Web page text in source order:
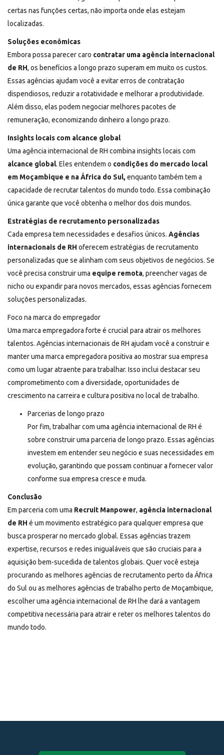
certas nas funções certas, não importa onde elas estejam
localizadas.
Soluções econômicas
Embora possa parecer caro contratar uma agência internacional
de RH, os benefícios a longo prazo superam em muito os custos.
Essas agências ajudam você a evitar erros de contratação
dispendiosos, reduzir a rotatividade e melhorar a produtividade.
Além disso, elas podem negociar melhores pacotes de
remuneração, economizando dinheiro a longo prazo.
Insights locais com alcance global
Uma agência internacional de RH combina insights locais com
alcance global. Eles entendem o condições do mercado local
em Moçambique e na África do Sul,enquanto também tem a
capacidade de recrutar talentos do mundo todo. Essa combinação
única garante que você obtenha o melhor dos dois mundos.
Estratégias de recrutamento personalizadas
Cada empresa tem necessidades e desafios únicos. Agências
internacionais de RH oferecem estratégias de recrutamento
personalizadas que se alinham com seus objetivos de negócios. Se
você precisa construir uma equipe remota, preencher vagas de
nicho ou expandir para novos mercados, essas agências fornecem
soluções personalizadas.
Foco na marca do empregador
Uma marca empregadora forte é crucial para atrair os melhores
talentos. Agências internacionais de RH ajudam você a construir e
manter uma marca empregadora positiva ao mostrar sua empresa
como um lugar atraente para trabalhar. Isso inclui destacar seu
comprometimento com a diversidade, oportunidades de
crescimento na carreira e cultura positiva no local de trabalho.
Parcerias de longo prazo
Por fim, trabalhar com uma agência internacional de RH é
sobre construir uma parceria de longo prazo. Essas agências
investem em entender seu negócio e suas necessidades em
evolução, garantindo que possam continuar a fornecer valor
conforme sua empresa cresce e muda.
Conclusão
Em parceria com uma Recruit Manpower, agência internacional
de RH é um movimento estratégico para qualquer empresa que
busca prosperar no mercado global. Essas agências trazem
expertise, recursos e redes inigualáveis que são cruciais para a
aquisição bem-sucedida de talentos globais. Quer você esteja
procurando as melhores agências de recrutamento perto da África
do Sul ou as melhores agências de trabalho perto de Moçambique,
escolher uma agência internacional de RH lhe dará a vantagem
competitiva necessária para atrair e reter os melhores talentos do
mundo todo.